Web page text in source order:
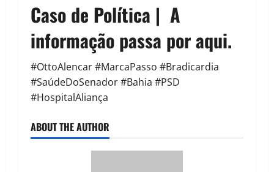
Caso de Política | A
informação passa por aqui.
#OttoAlencar #MarcaPasso #Bradicardia
#SaúdeDoSenador #Bahia #PSD
#HospitalAliança
ABOUT THE AUTHOR